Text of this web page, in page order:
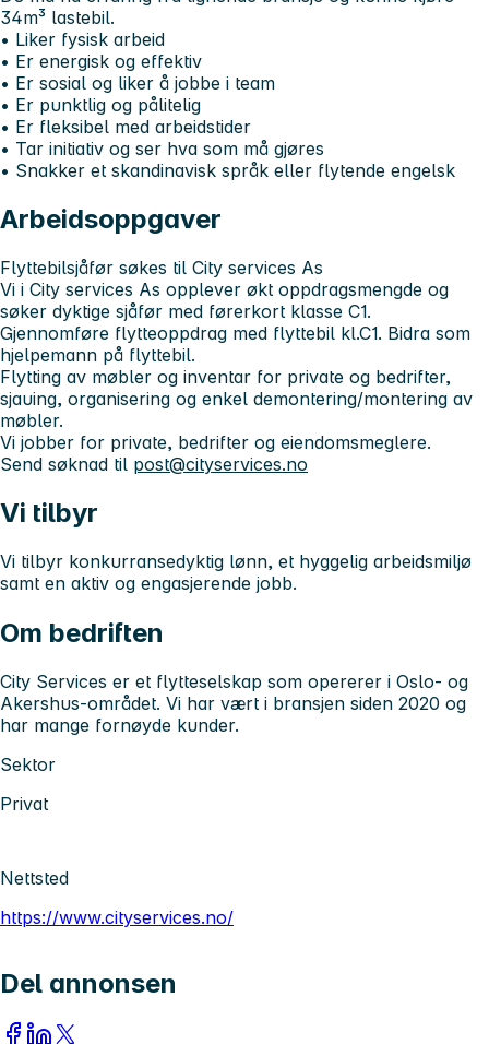
34m³ lastebil.
• Liker fysisk arbeid
• Er energisk og effektiv
• Er sosial og liker å jobbe i team
• Er punktlig og pålitelig
• Er fleksibel med arbeidstider
• Tar initiativ og ser hva som må gjøres
• Snakker et skandinavisk språk eller flytende engelsk
Arbeidsoppgaver
Flyttebilsjåfør søkes til City services As
Vi i City services As opplever økt oppdragsmengde og
søker dyktige sjåfør med førerkort klasse C1.
Gjennomføre flytteoppdrag med flyttebil kl.C1. Bidra som
hjelpemann på flyttebil.
Flytting av møbler og inventar for private og bedrifter,
sjauing, organisering og enkel demontering/montering av
møbler.
Vi jobber for private, bedrifter og eiendomsmeglere.
Send søknad til post@cityservices.no
Vi tilbyr
Vi tilbyr konkurransedyktig lønn, et hyggelig arbeidsmiljø
samt en aktiv og engasjerende jobb.
Om bedriften
City Services er et flytteselskap som opererer i Oslo- og
Akershus-området. Vi har vært i bransjen siden 2020 og
har mange fornøyde kunder.
Sektor
Privat
Nettsted
https://www.cityservices.no/
Del annonsen